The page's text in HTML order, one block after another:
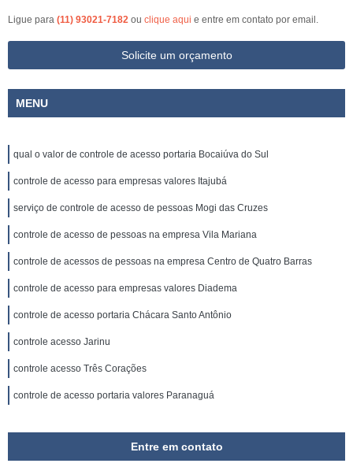
Ligue para (11) 93021-7182 ou clique aqui e entre em contato por email.
Solicite um orçamento
MENU
qual o valor de controle de acesso portaria Bocaiúva do Sul
controle de acesso para empresas valores Itajubá
serviço de controle de acesso de pessoas Mogi das Cruzes
controle de acesso de pessoas na empresa Vila Mariana
controle de acessos de pessoas na empresa Centro de Quatro Barras
controle de acesso para empresas valores Diadema
controle de acesso portaria Chácara Santo Antônio
controle acesso Jarinu
controle acesso Três Corações
controle de acesso portaria valores Paranaguá
Entre em contato